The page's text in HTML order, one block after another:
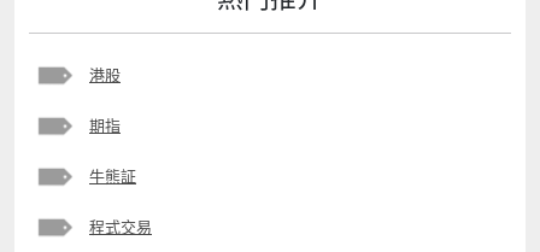
港股
期指
牛熊証
程式交易